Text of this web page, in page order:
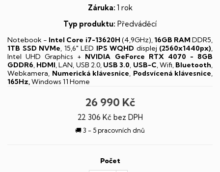
Záruka: 1 rok
Typ produktu: Předváděcí
Notebook - Intel Core i7-13620H (4,9GHz),16GB RAM DDR5,
1TB SSD NVMe, 15,6" LED IPS WQHD displej (2560x1440px),
Intel UHD Graphics + NVIDIA GeForce RTX 4070 - 8GB
GDDR6, HDMI, LAN, USB 2.0, USB 3.0, USB-C, Wifi, Bluetooth,
Webkamera, Numerická klávesnice, Podsvícená klávesnice,
165Hz,Windows 11 Home
26 990 Kč
22 306 Kč bez DPH
🚚 3 - 5 pracovních dnů
Počet